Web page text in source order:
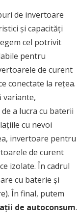
de invertoare
și capacități
cel potrivit
pentru
de curent
conectate la rețea.
variante,
a lucra cu baterii
cu nevoi
invertoare pentru
de curent
izolate. În cadrul
cu baterie și
În final, putem
de autoconsum.